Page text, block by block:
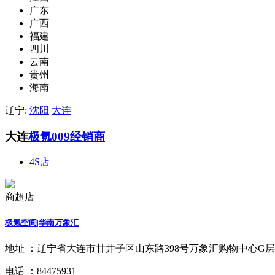
广东
广西
福建
四川
云南
贵州
海南
辽宁: 沈阳 大连
大连极氪009经销商
4S店
商超店
极氪空间|华南万象汇
地址 ： 辽宁省大连市甘井子区山东路398号万象汇购物中心G
电话 ： 84475931